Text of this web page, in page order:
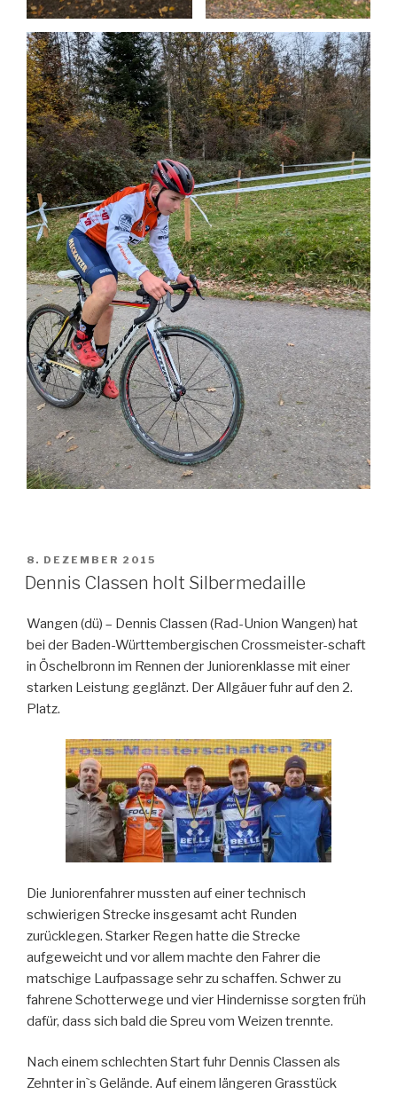
VERÖFFENTLICHT
AM
8. DEZEMBER 2015
Dennis Classen holt Silbermedaille
Wangen (dü) – Dennis Classen (Rad-Union Wangen) hat
bei der Baden-Württembergischen Crossmeister-schaft
in Öschelbronn im Rennen der Juniorenklasse mit einer
starken Leistung geglänzt. Der Allgäuer fuhr auf den 2.
Platz.
Die Juniorenfahrer mussten auf einer technisch
schwierigen Strecke insgesamt acht Runden
zurücklegen. Starker Regen hatte die Strecke
aufgeweicht und vor allem machte den Fahrer die
matschige Laufpassage sehr zu schaffen. Schwer zu
fahrene Schotterwege und vier Hindernisse sorgten früh
dafür, dass sich bald die Spreu vom Weizen trennte.
Nach einem schlechten Start fuhr Dennis Classen als
Zehnter in`s Gelände. Auf einem längeren Grasstück